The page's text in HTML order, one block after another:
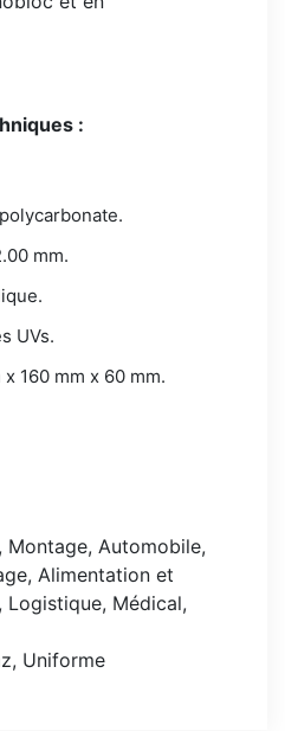
:
mm.
UVs.
160 mm x 60 mm.
Montage, Automobile,
Alimentation et
Logistique, Médical,
Uniforme